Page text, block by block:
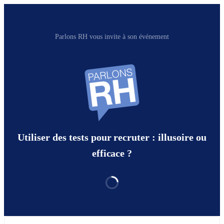
Parlons RH vous invite à son événement
Utiliser des tests pour recruter : illusoire ou
efficace ?